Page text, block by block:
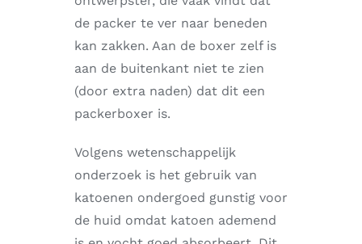
de packer te ver naar beneden
kan zakken. Aan de boxer zelf is
aan de buitenkant niet te zien
(door extra naden) dat dit een
packerboxer is.
Volgens wetenschappelijk
onderzoek is het gebruik van
katoenen ondergoed gunstig voor
de huid omdat katoen ademend